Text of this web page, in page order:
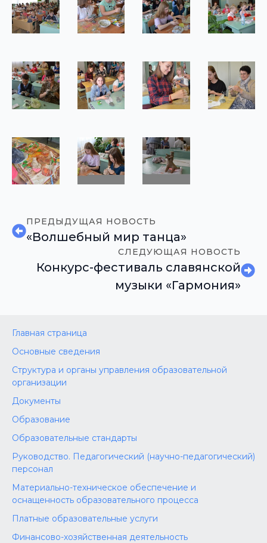
ПРЕДЫДУЩАЯ НОВОСТЬ
«Волшебный мир танца»
СЛЕДУЮЩАЯ НОВОСТЬ
Конкурс-фестиваль славянской
музыки «Гармония»
Главная страница
Основные сведения
Структура и органы управления образовательной
организации
Документы
Образование
Образовательные стандарты
Руководство. Педагогический (научно-педагогический)
персонал
Материально-техническое обеспечение и
оснащенность образовательного процесса
Платные образовательные услуги
Финансово-хозяйственная деятельность